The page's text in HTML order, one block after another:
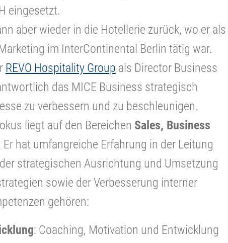
eingesetzt.
aber wieder in die Hotellerie zurück, wo er als
im InterContinental Berlin tätig war.
REVO Hospitality Group als Director Business
das MICE Business strategisch
zu verbessern und zu beschleunigen.
liegt auf den Bereichen Sales, Business
Er hat umfangreiche Erfahrung in der Leitung
strategischen Ausrichtung und Umsetzung
sowie der Verbesserung interner
gehören:
: Coaching, Motivation und Entwicklung